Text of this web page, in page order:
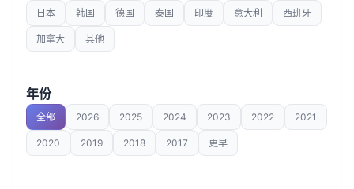
日本 韩国 德国 泰国 印度 意大利 西班牙
加拿大 其他
年份
全部 2026 2025 2024 2023 2022 2021
2020 2019 2018 2017 更早